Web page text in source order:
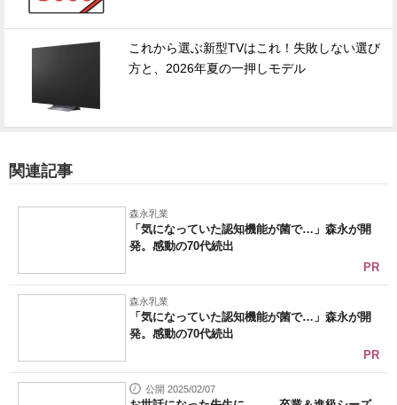
これから選ぶ新型TVはこれ！失敗しない選び
方と、2026年夏の一押しモデル
関連記事
森永乳業
「気になっていた認知機能が菌で…」森永が開
発。感動の70代続出
PR
森永乳業
「気になっていた認知機能が菌で…」森永が開
発。感動の70代続出
PR
公開 2025/02/07